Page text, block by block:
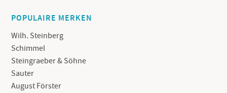
POPULAIRE MERKEN
Wilh. Steinberg
Schimmel
Steingraeber & Söhne
Sauter
August Förster